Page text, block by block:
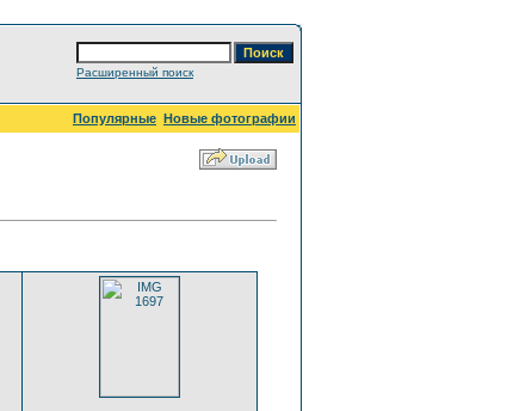
Расширенный поиск
Популярные Новые фотографии